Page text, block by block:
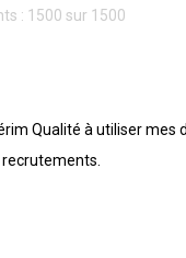
: 1500 sur 1500
Qualité à utiliser mes